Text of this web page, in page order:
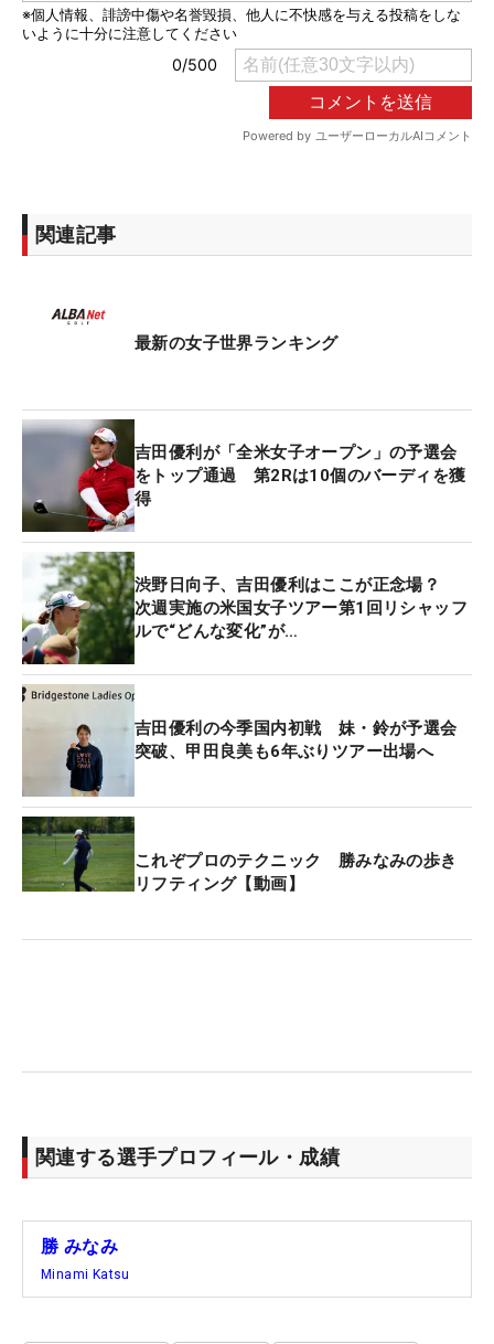
関連記事
最新の女子世界ランキング
吉田優利が「全米女子オープン」の予選会
をトップ通過 第2Rは10個のバーディを獲
得
渋野日向子、吉田優利はここが正念場？
次週実施の米国女子ツアー第1回リシャッフ
ルで“どんな変化”が…
吉田優利の今季国内初戦 妹・鈴が予選会
突破、甲田良美も6年ぶりツアー出場へ
これぞプロのテクニック 勝みなみの歩き
リフティング【動画】
関連する選手プロフィール・成績
勝 みなみ
Minami Katsu